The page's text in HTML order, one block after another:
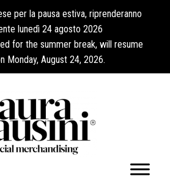
per la pausa estiva, riprenderanno
lunedì 24 agosto 2026
for the summer break, will resume
Monday, August 24, 2026.